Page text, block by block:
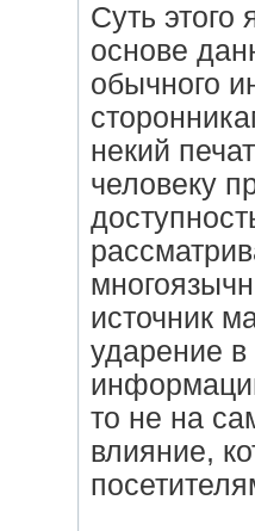
Суть этого
основе
обычного
некий
человеку
источник
ударение
то не на
влияние,